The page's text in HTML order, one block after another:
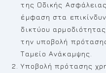
της Οδικής
έμφαση στα
δικτύου
την υποβολή
Ταμείο Ανάκαμψης.
Υποβολή πρότασης